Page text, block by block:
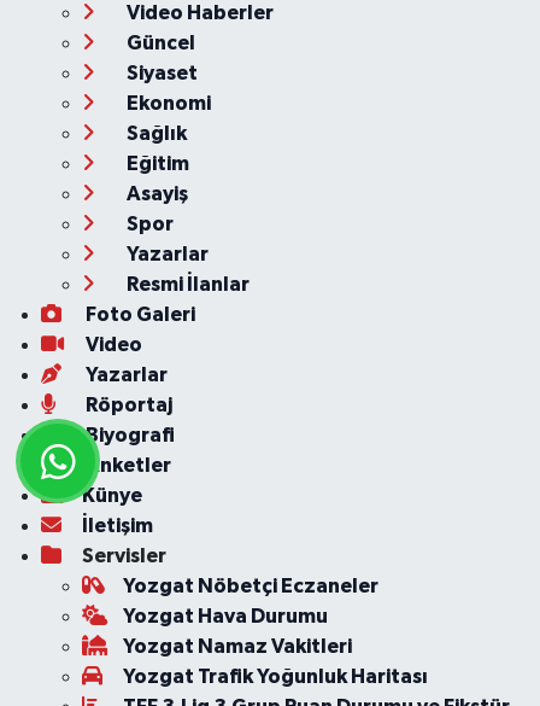
Video Haberler
Güncel
Siyaset
Ekonomi
Sağlık
Eğitim
Asayiş
Spor
Yazarlar
Resmi İlanlar
Foto Galeri
Video
Yazarlar
Röportaj
Biyografi
Anketler
Künye
İletişim
Servisler
Yozgat Nöbetçi Eczaneler
Yozgat Hava Durumu
Yozgat Namaz Vakitleri
Yozgat Trafik Yoğunluk Haritası